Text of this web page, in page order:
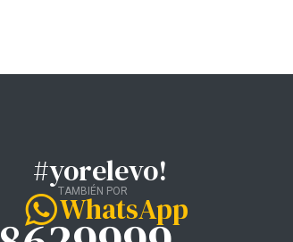
#yorelevo!
TAMBIÉN POR
WhatsApp